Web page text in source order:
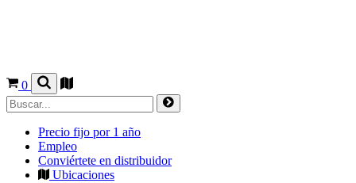
0
Precio fijo por 1 año
Empleo
Conviértete en distribuidor
Ubicaciones